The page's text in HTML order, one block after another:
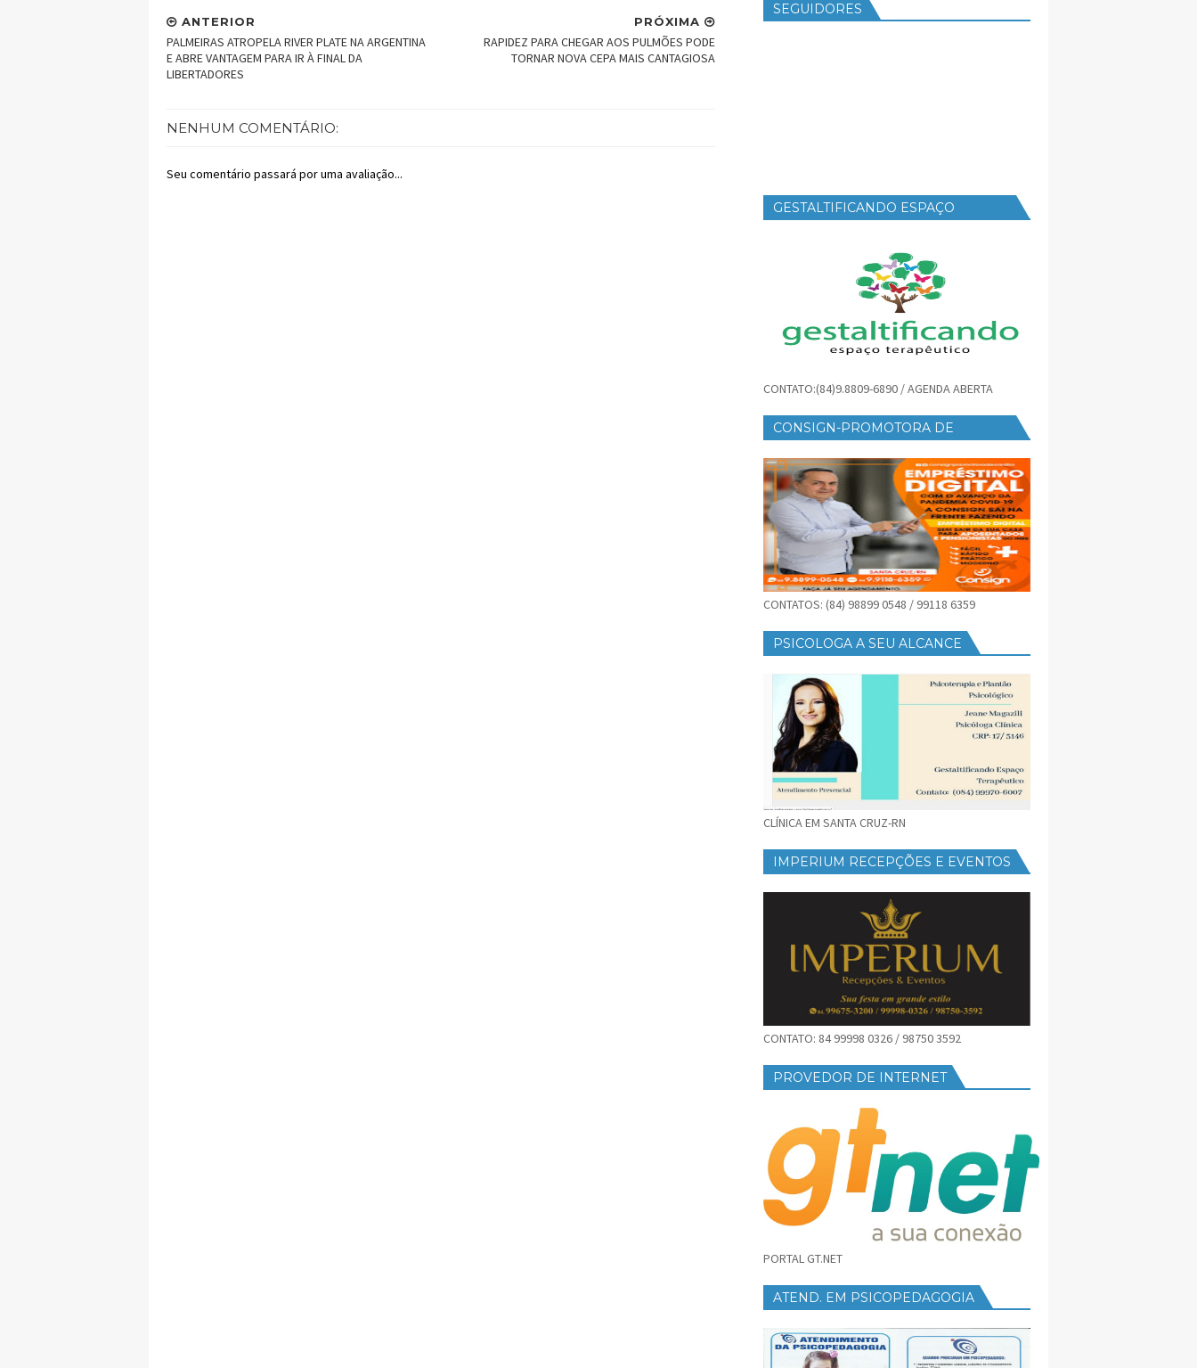
PRÓXIMA
RAPIDEZ PARA CHEGAR AOS PULMÕES PODE
TORNAR NOVA CEPA MAIS CANTAGIOSA
ANTERIOR
PALMEIRAS ATROPELA RIVER PLATE NA ARGENTINA
E ABRE VANTAGEM PARA IR À FINAL DA
LIBERTADORES
NENHUM COMENTÁRIO:
Seu comentário passará por uma avaliação...
SEGUIDORES
GESTALTIFICANDO ESPAÇO
CONTATO:(84)9.8809-6890 / AGENDA ABERTA
CONSIGN-PROMOTORA DE
CONTATOS: (84) 98899 0548 / 99118 6359
PSICOLOGA A SEU ALCANCE
CLÍNICA EM SANTA CRUZ-RN
IMPERIUM RECEPÇÕES E EVENTOS
CONTATO: 84 99998 0326 / 98750 3592
PROVEDOR DE INTERNET
PORTAL GT.NET
ATEND. EM PSICOPEDAGOGIA